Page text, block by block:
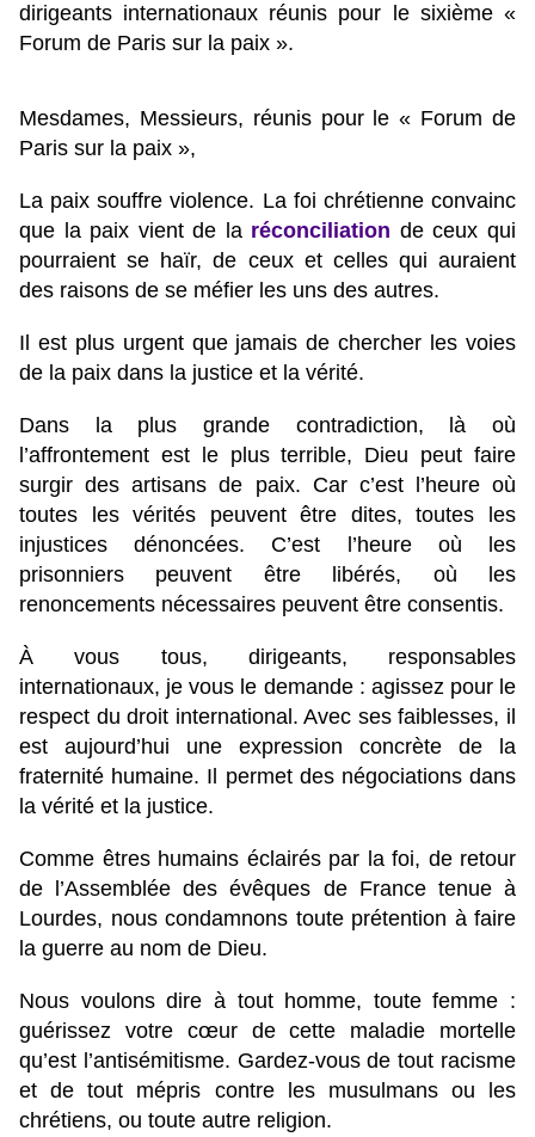
dirigeants internationaux réunis pour le sixième «
Forum de Paris sur la paix ».
Mesdames, Messieurs, réunis pour le « Forum de
Paris sur la paix »,
La paix souffre violence. La foi chrétienne convainc
que la paix vient de la réconciliation de ceux qui
pourraient se haïr, de ceux et celles qui auraient
des raisons de se méfier les uns des autres.
Il est plus urgent que jamais de chercher les voies
de la paix dans la justice et la vérité.
Dans la plus grande contradiction, là où
l’affrontement est le plus terrible, Dieu peut faire
surgir des artisans de paix. Car c’est l’heure où
toutes les vérités peuvent être dites, toutes les
injustices dénoncées. C’est l’heure où les
prisonniers peuvent être libérés, où les
renoncements nécessaires peuvent être consentis.
À vous tous, dirigeants, responsables
internationaux, je vous le demande : agissez pour le
respect du droit international. Avec ses faiblesses, il
est aujourd’hui une expression concrète de la
fraternité humaine. Il permet des négociations dans
la vérité et la justice.
Comme êtres humains éclairés par la foi, de retour
de l’Assemblée des évêques de France tenue à
Lourdes, nous condamnons toute prétention à faire
la guerre au nom de Dieu.
Nous voulons dire à tout homme, toute femme :
guérissez votre cœur de cette maladie mortelle
qu’est l’antisémitisme. Gardez-vous de tout racisme
et de tout mépris contre les musulmans ou les
chrétiens, ou toute autre religion.